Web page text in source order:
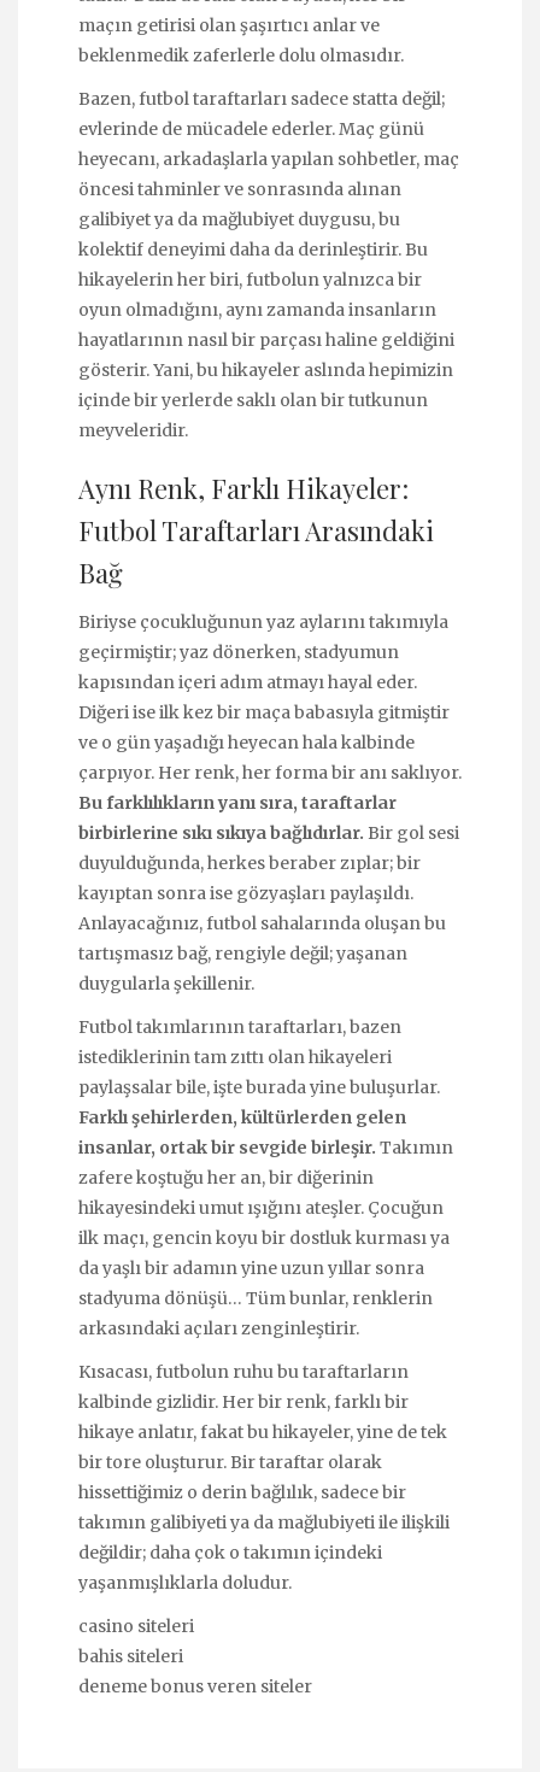
maçın getirisi olan şaşırtıcı anlar ve
beklenmedik zaferlerle dolu olmasıdır.
Bazen, futbol taraftarları sadece statta değil;
evlerinde de mücadele ederler. Maç günü
heyecanı, arkadaşlarla yapılan sohbetler, maç
öncesi tahminler ve sonrasında alınan
galibiyet ya da mağlubiyet duygusu, bu
kolektif deneyimi daha da derinleştirir. Bu
hikayelerin her biri, futbolun yalnızca bir
oyun olmadığını, aynı zamanda insanların
hayatlarının nasıl bir parçası haline geldiğini
gösterir. Yani, bu hikayeler aslında hepimizin
içinde bir yerlerde saklı olan bir tutkunun
meyveleridir.
Aynı Renk, Farklı Hikayeler:
Futbol Taraftarları Arasındaki
Bağ
Biriyse çocukluğunun yaz aylarını takımıyla
geçirmiştir; yaz dönerken, stadyumun
kapısından içeri adım atmayı hayal eder.
Diğeri ise ilk kez bir maça babasıyla gitmiştir
ve o gün yaşadığı heyecan hala kalbinde
çarpıyor. Her renk, her forma bir anı saklıyor.
Bu farklılıkların yanı sıra, taraftarlar
birbirlerine sıkı sıkıya bağlıdırlar. Bir gol sesi
duyulduğunda, herkes beraber zıplar; bir
kayıptan sonra ise gözyaşları paylaşıldı.
Anlayacağınız, futbol sahalarında oluşan bu
tartışmasız bağ, rengiyle değil; yaşanan
duygularla şekillenir.
Futbol takımlarının taraftarları, bazen
istediklerinin tam zıttı olan hikayeleri
paylaşsalar bile, işte burada yine buluşurlar.
Farklı şehirlerden, kültürlerden gelen
insanlar, ortak bir sevgide birleşir. Takımın
zafere koştuğu her an, bir diğerinin
hikayesindeki umut ışığını ateşler. Çocuğun
ilk maçı, gencin koyu bir dostluk kurması ya
da yaşlı bir adamın yine uzun yıllar sonra
stadyuma dönüşü… Tüm bunlar, renklerin
arkasındaki açıları zenginleştirir.
Kısacası, futbolun ruhu bu taraftarların
kalbinde gizlidir. Her bir renk, farklı bir
hikaye anlatır, fakat bu hikayeler, yine de tek
bir tore oluşturur. Bir taraftar olarak
hissettiğimiz o derin bağlılık, sadece bir
takımın galibiyeti ya da mağlubiyeti ile ilişkili
değildir; daha çok o takımın içindeki
yaşanmışlıklarla doludur.
casino siteleri
bahis siteleri
deneme bonus veren siteler